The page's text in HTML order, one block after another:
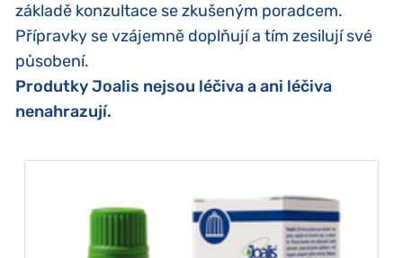
základě konzultace se zkušeným poradcem.
Přípravky se vzájemně doplňují a tím zesilují své
působení.
Produtky Joalis nejsou léčiva a ani léčiva
nenahrazují.